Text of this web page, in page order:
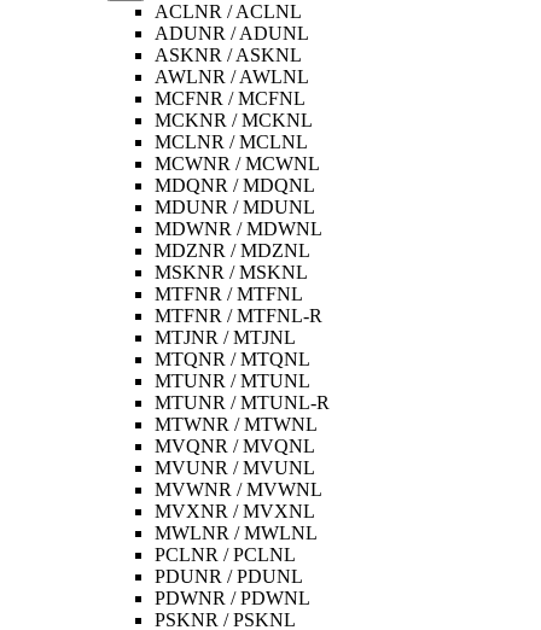
ACLNR / ACLNL
ADUNR / ADUNL
ASKNR / ASKNL
AWLNR / AWLNL
MCFNR / MCFNL
MCKNR / MCKNL
MCLNR / MCLNL
MCWNR / MCWNL
MDQNR / MDQNL
MDUNR / MDUNL
MDWNR / MDWNL
MDZNR / MDZNL
MSKNR / MSKNL
MTFNR / MTFNL
MTFNR / MTFNL-R
MTJNR / MTJNL
MTQNR / MTQNL
MTUNR / MTUNL
MTUNR / MTUNL-R
MTWNR / MTWNL
MVQNR / MVQNL
MVUNR / MVUNL
MVWNR / MVWNL
MVXNR / MVXNL
MWLNR / MWLNL
PCLNR / PCLNL
PDUNR / PDUNL
PDWNR / PDWNL
PSKNR / PSKNL